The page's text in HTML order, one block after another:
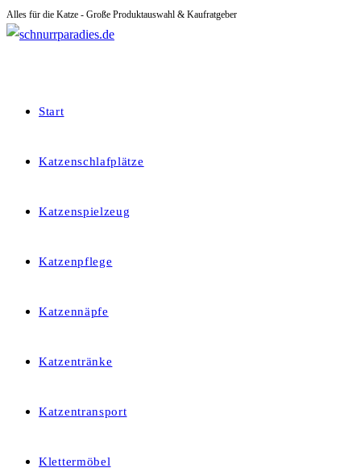
Zum
Inhalt
Alles für die Katze - Große Produktauswahl & Kaufratgeber
Start
Katzenschlafplätze
Katzenspielzeug
Katzenpflege
Katzennäpfe
Katzentränke
Katzentransport
Klettermöbel